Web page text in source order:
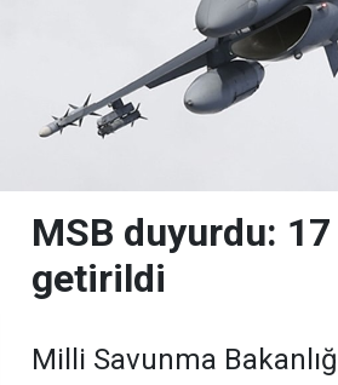
MSB duyurdu:
getirildi
Milli Savunma